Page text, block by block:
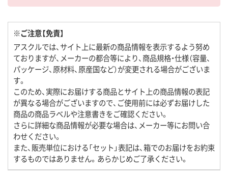
※ご注意【免責】
アスクルでは、サイト上に最新の商品情報を表示するよう努め
ておりますが、メーカーの都合等により、商品規格・仕様（容量、
パッケージ、原材料、原産国など）が変更される場合がございま
す。
このため、実際にお届けする商品とサイト上の商品情報の表記
が異なる場合がございますので、ご使用前には必ずお届けした
商品の商品ラベルや注意書きをご確認ください。
さらに詳細な商品情報が必要な場合は、メーカー等にお問い合
わせください。
また、販売単位における「セット」表記は、箱でのお届けをお約束
するものではありません。あらかじめご了承ください。